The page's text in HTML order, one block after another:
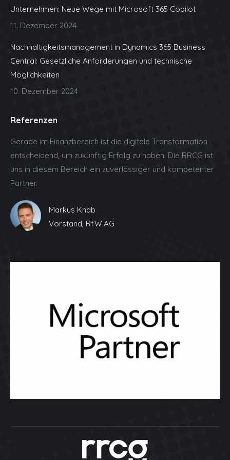
new
new
window
Unternehmen: Neue Wege mit Microsoft 365 Copilot
11. Dezember 2024
Nachhaltigkeitsmanagement in Dynamics 365 Business
Central: Gesetzliche Anforderungen und technische
Möglichkeiten
10. Dezember 2024
Referenzen
Gerade im Finanzbereich ist die digitale Transformation
entscheidend, um zukünftig Erfolg zu haben. Die RRCG ist
uns in diesem Bereich ein zuverlässiger und kompetenter
Partner.
Markus Knab
Vorstand, RfW AG